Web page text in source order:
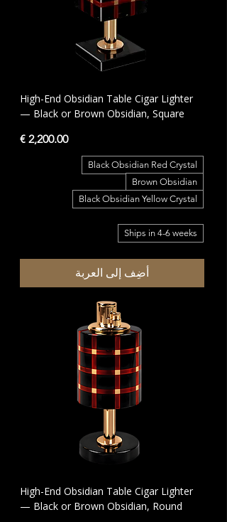
High-End Obsidian Table Cigar Lighter
— Black or Brown Obsidian, Square
السعر
Black Obsidian Red Crystal
Brown Obsidian
Black Obsidian Yellow Crystal
Ships in 4-6 weeks
أضِف إلى العربة
High-End Obsidian Table Cigar Lighter
— Black or Brown Obsidian, Round